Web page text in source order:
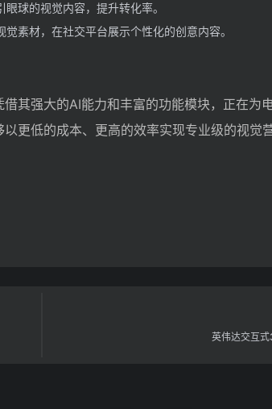
球的视觉内容，提升转化率。
素材，在社交平台展示个性化的创意内容。
其强大的AI能力和丰富的功能模块，正在为
更低的成本、更高的效率实现专业级的视觉
英伟达交互